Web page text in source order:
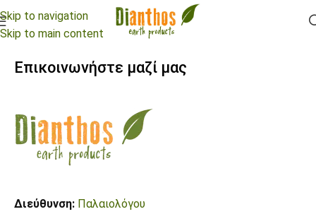
Skip to navigation
Skip to main content
Επικοινωνήστε μαζί μας
Διεύθυνση: Παλαιολόγου